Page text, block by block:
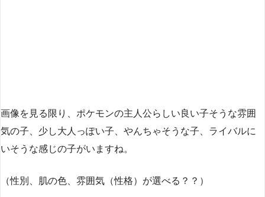
画像を見る限り、ポケモンの主人公らしい良い子そうな雰囲
気の子、少し大人っぽい子、やんちゃそうな子、ライバルに
いそうな感じの子がいますね。
（性別、肌の色、雰囲気（性格）が選べる？？）